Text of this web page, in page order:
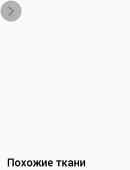
Похожие ткани